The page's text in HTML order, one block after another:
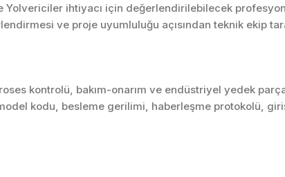
Yolvericiler ihtiyacı için değerlendirilebilecek
ve proje uyumluluğu açısından teknik ekip
kontrolü, bakım-onarım ve endüstriyel yedek
kodu, besleme gerilimi, haberleşme protokolü,